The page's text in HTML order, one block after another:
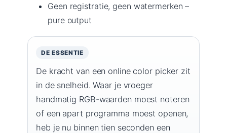
Geen registratie, geen watermerken –
pure output
DE ESSENTIE
De kracht van een online color picker zit
in de snelheid. Waar je vroeger
handmatig RGB-waarden moest noteren
of een apart programma moest openen,
heb je nu binnen tien seconden een